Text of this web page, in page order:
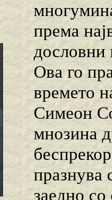
према
дословни
Ова го
времето
Симеон
мнозина
празнува
заедно со